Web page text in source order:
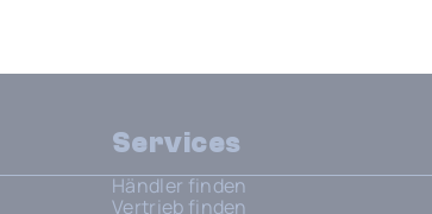
Services
Händler finden
Vertrieb finden